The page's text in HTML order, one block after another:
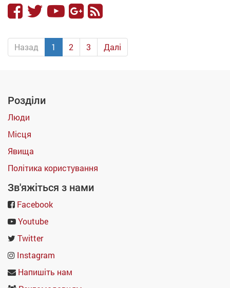
Назад 1 2 3 Далі
Розділи
Люди
Місця
Явища
Політика користування
Зв'яжіться з нами
Facebook
Youtube
Twitter
Instagram
Напишіть нам